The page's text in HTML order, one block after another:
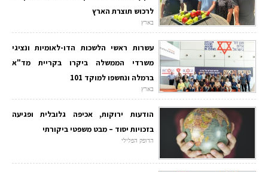
לרכוש תוצרת הארץ
בארץ
עשרות ראשי הלשכות הדו-לאומיות ונציגי
משרדי הממשלה ביקרו בקריית מד"א
ברמלה ונחשפו למוקד 101
בארץ
הודעות ירוקות, אכיפה גלובלית ופגיעה
בזכויות יסוד – מבט משפטי ביקורתי
הדופק הפלילי